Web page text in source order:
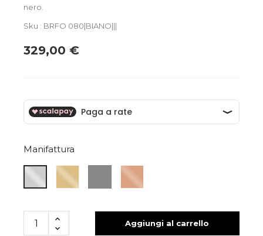
nero.
Sku : BRFO 080|BIANO|||
329,00 €
Manifattura
ARGENTO
BIANCO
ARGENTO
GIALLO
ARGENTO
NERO ROSA
Aggiungi al carrello